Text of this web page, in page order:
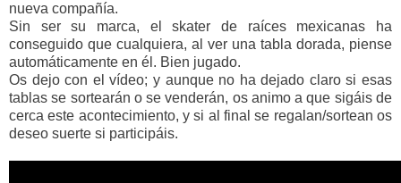
nueva compañía.
Sin ser su marca, el skater de raíces mexicanas ha
conseguido que cualquiera, al ver una tabla dorada, piense
automáticamente en él. Bien jugado.
Os dejo con el vídeo; y aunque no ha dejado claro si esas
tablas se sortearán o se venderán, os animo a que sigáis de
cerca este acontecimiento, y si al final se regalan/sortean os
deseo suerte si participáis.